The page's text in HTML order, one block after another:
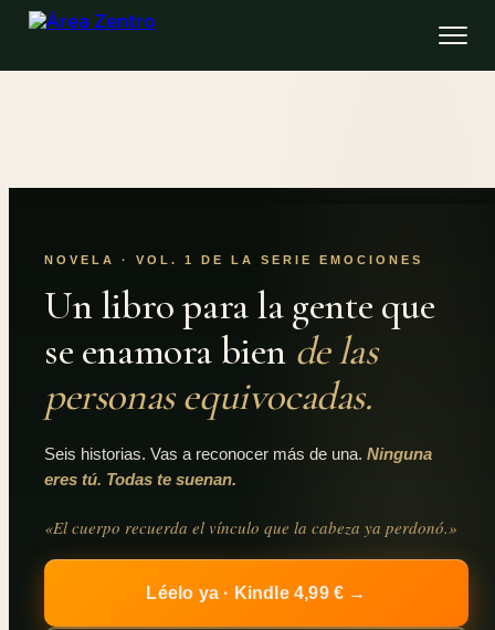
NOVELA · VOL. 1 DE LA SERIE EMOCIONES
Un libro para la gente que
se enamora bien de las
personas equivocadas.
Seis historias. Vas a reconocer más de una. Ninguna
eres tú. Todas te suenan.
«El cuerpo recuerda el vínculo que la cabeza ya perdonó.»
Léelo ya · Kindle 4,99 € →